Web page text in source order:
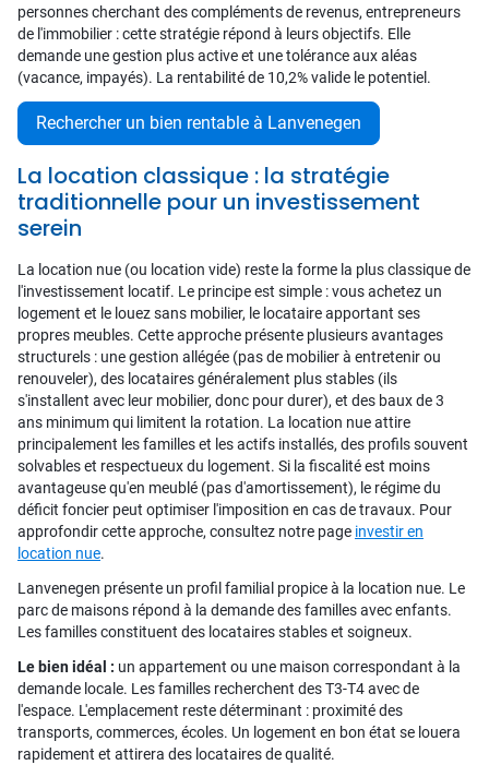
personnes cherchant des compléments de revenus, entrepreneurs
de l'immobilier : cette stratégie répond à leurs objectifs. Elle
demande une gestion plus active et une tolérance aux aléas
(vacance, impayés). La rentabilité de 10,2% valide le potentiel.
Rechercher un bien rentable à Lanvenegen
La location classique : la stratégie
traditionnelle pour un investissement
serein
La location nue (ou location vide) reste la forme la plus classique de
l'investissement locatif. Le principe est simple : vous achetez un
logement et le louez sans mobilier, le locataire apportant ses
propres meubles. Cette approche présente plusieurs avantages
structurels : une gestion allégée (pas de mobilier à entretenir ou
renouveler), des locataires généralement plus stables (ils
s'installent avec leur mobilier, donc pour durer), et des baux de 3
ans minimum qui limitent la rotation. La location nue attire
principalement les familles et les actifs installés, des profils souvent
solvables et respectueux du logement. Si la fiscalité est moins
avantageuse qu'en meublé (pas d'amortissement), le régime du
déficit foncier peut optimiser l'imposition en cas de travaux. Pour
approfondir cette approche, consultez notre page investir en
location nue.
Lanvenegen présente un profil familial propice à la location nue. Le
parc de maisons répond à la demande des familles avec enfants.
Les familles constituent des locataires stables et soigneux.
Le bien idéal : un appartement ou une maison correspondant à la
demande locale. Les familles recherchent des T3-T4 avec de
l'espace. L'emplacement reste déterminant : proximité des
transports, commerces, écoles. Un logement en bon état se louera
rapidement et attirera des locataires de qualité.